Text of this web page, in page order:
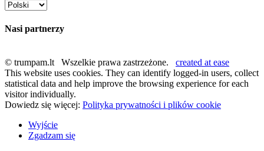
Nasi partnerzy
© trumpam.lt Wszelkie prawa zastrzeżone. created at ease
This website uses cookies. They can identify logged-in users, collect
statistical data and help improve the browsing experience for each
visitor individually.
Dowiedz się więcej: Polityka prywatności i plików cookie
Wyjście
Zgadzam się